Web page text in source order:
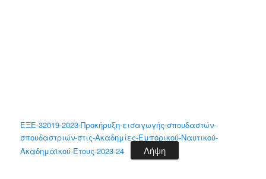
ΕΞΕ-32019-2023-Προκήρυξη-εισαγωγής-σπουδαστών-
σπουδαστριών-στις-Ακαδημίες-Εμπορικού-Ναυτικού-
Ακαδημαϊκού-Έτους-2023-24
Λήψη